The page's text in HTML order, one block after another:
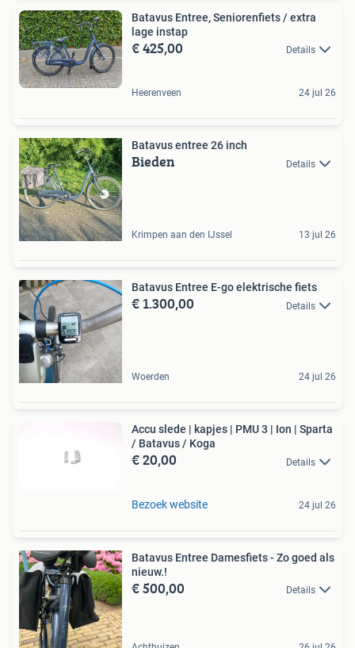
Batavus Entree, Seniorenfiets / extra
lage instap
€ 425,00 Details
Heerenveen 24 jul 26
Batavus entree 26 inch
Bieden Details
Krimpen aan den IJssel 13 jul 26
Batavus Entree E-go elektrische fiets
€ 1.300,00 Details
Woerden 24 jul 26
Accu slede | kapjes | PMU 3 | Ion | Sparta
/ Batavus / Koga
€ 20,00 Details
Bezoek website 24 jul 26
Batavus Entree Damesfiets - Zo goed als
nieuw.!
€ 500,00 Details